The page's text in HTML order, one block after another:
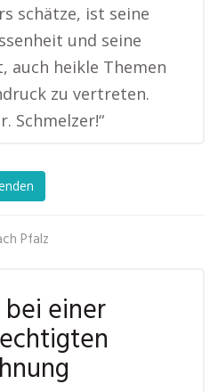
schätze, ist seine
und seine
auch heikle Themen
zu vertreten.
Schmelzer!“
Pfalz
einer